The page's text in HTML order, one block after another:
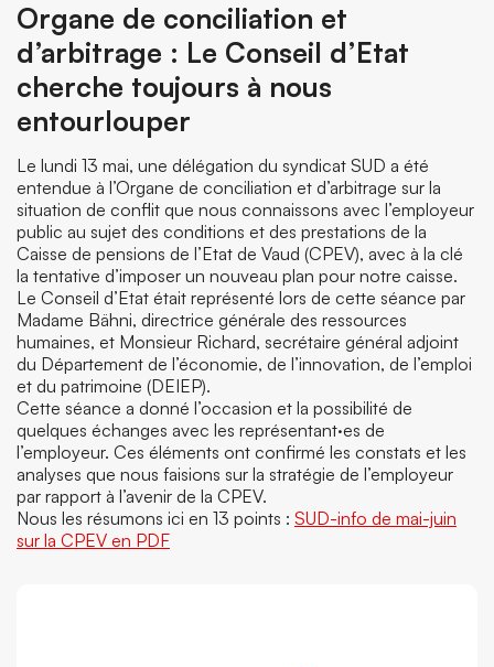
Organe de conciliation et
d’arbitrage : Le Conseil d’Etat
cherche toujours à nous
entourlouper
Le lundi 13 mai, une délégation du syndicat SUD a été
entendue à l’Organe de conciliation et d’arbitrage sur la
situation de conflit que nous connaissons avec l’employeur
public au sujet des conditions et des prestations de la
Caisse de pensions de l’Etat de Vaud (CPEV), avec à la clé
la tentative d’imposer un nouveau plan pour notre caisse.
Le Conseil d’Etat était représenté lors de cette séance par
Madame Bähni, directrice générale des ressources
humaines, et Monsieur Richard, secrétaire général adjoint
du Département de l’économie, de l’innovation, de l’emploi
et du patrimoine (DEIEP).
Cette séance a donné l’occasion et la possibilité de
quelques échanges avec les représentant·es de
l’employeur. Ces éléments ont confirmé les constats et les
analyses que nous faisions sur la stratégie de l’employeur
par rapport à l’avenir de la CPEV.
Nous les résumons ici en 13 points : SUD-info de mai-juin
sur la CPEV en PDF